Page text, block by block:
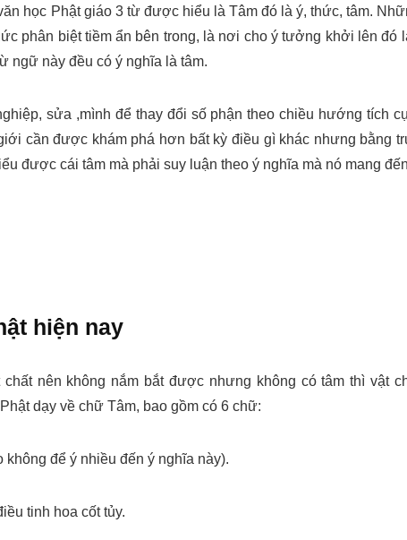
học Phật giáo 3 từ được hiểu là Tâm đó là ý, thức, tâm.
phân biệt tiềm ẩn bên trong, là nơi cho ý tưởng khởi lên đó
ngữ này đều có ý nghĩa là tâm.
sửa ,mình để thay đổi số phận theo chiều hướng tích
cần được khám phá hơn bất kỳ điều gì khác nhưng bằng
được cái tâm mà phải suy luận theo ý nghĩa mà nó mang
hiện nay
nên không nắm bắt được nhưng không có tâm thì vật
dạy về chữ Tâm, bao gồm có 6 chữ:
không để ý nhiều đến ý nghĩa này).
tinh hoa cốt tủy.